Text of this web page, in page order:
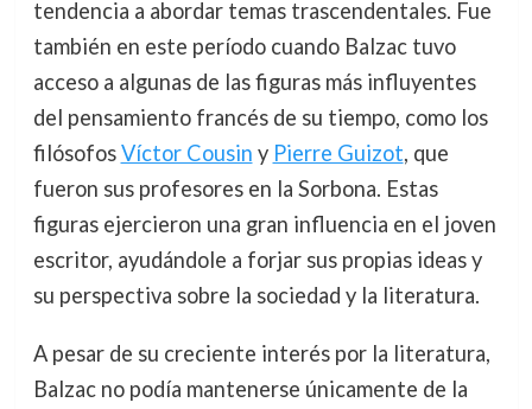
tendencia a abordar temas trascendentales. Fue
también en este período cuando Balzac tuvo
acceso a algunas de las figuras más influyentes
del pensamiento francés de su tiempo, como los
filósofosVíctor Cousin y Pierre Guizot, que
fueron sus profesores en la Sorbona. Estas
figuras ejercieron una gran influencia en el joven
escritor, ayudándole a forjar sus propias ideas y
su perspectiva sobre la sociedad y la literatura.
A pesar de su creciente interés por la literatura,
Balzac no podía mantenerse únicamente de la